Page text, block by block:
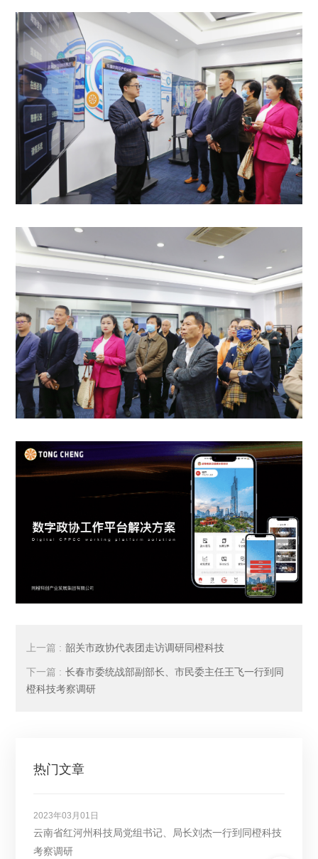
上一篇 : 韶关市政协代表团走访调研同橙科技
下一篇 : 长春市委统战部副部长、市民委主任王飞一行到同
橙科技考察调研
热门文章
2023年03月01日
云南省红河州科技局党组书记、局长刘杰一行到同橙科技
考察调研